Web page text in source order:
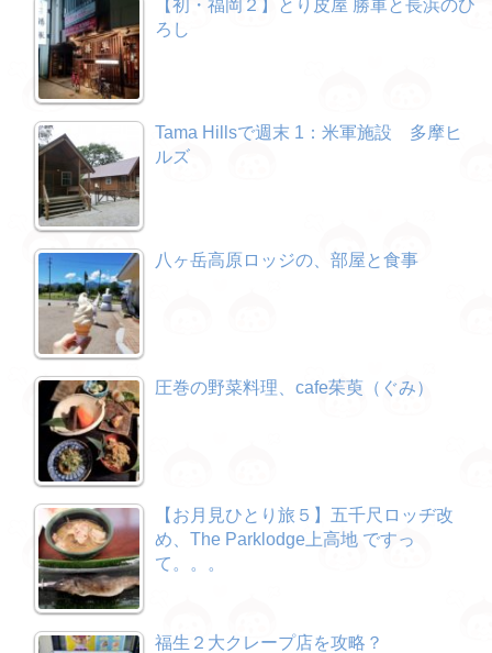
【初・福岡２】とり皮屋 勝軍と長浜のひ
ろし
Tama Hillsで週末 1：米軍施設 多摩ヒ
ルズ
八ヶ岳高原ロッジの、部屋と食事
圧巻の野菜料理、cafe茱萸（ぐみ）
【お月見ひとり旅５】五千尺ロッヂ改
め、The Parklodge上高地 ですっ
て。。。
福生２大クレープ店を攻略？